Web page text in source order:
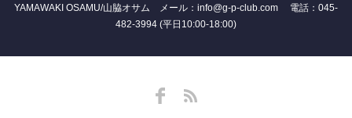
YAMAWAKI OSAMU/山脇オサム メール：info@g-p-club.com 電話：045-
482-3994 (平日10:00-18:00)